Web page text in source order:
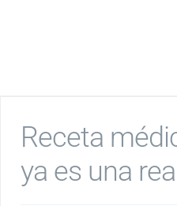
Receta
ya es una